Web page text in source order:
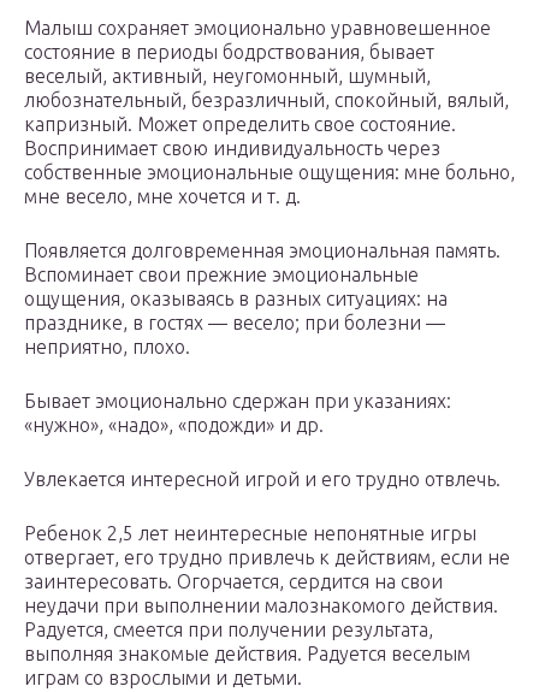
Малыш сохраняет эмоционально уравновешенное
состояние в периоды бодрствования, бывает
веселый, активный, неугомонный, шумный,
любознательный, безразличный, спокойный, вялый,
капризный. Может определить свое состояние.
Воспринимает свою индивидуальность через
собственные эмоциональные ощущения: мне больно,
мне весело, мне хочется и т. д.
Появляется долговременная эмоциональная память.
Вспоминает свои прежние эмоциональные
ощущения, оказываясь в разных ситуациях: на
празднике, в гостях — весело; при болезни —
неприятно, плохо.
Бывает эмоционально сдержан при указаниях:
«нужно», «надо», «подожди» и др.
Увлекается интересной игрой и его трудно отвлечь.
Ребенок 2,5 лет неинтересные непонятные игры
отвергает, его трудно привлечь к действиям, если не
заинтересовать. Огорчается, сердится на свои
неудачи при выполнении малознакомого действия.
Радуется, смеется при получении результата,
выполняя знакомые действия. Радуется веселым
играм со взрослыми и детьми.